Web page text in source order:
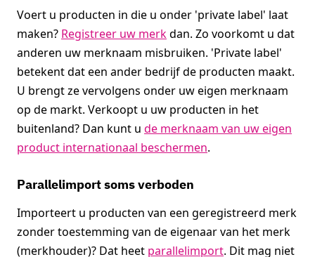
Voert u producten in die u onder 'private label' laat
maken? Registreer uw merkdan. Zo voorkomt u dat
anderen uw merknaam misbruiken. 'Private label'
betekent dat een ander bedrijf de producten maakt.
U brengt ze vervolgens onder uw eigen merknaam
op de markt. Verkoopt u uw producten in het
buitenland? Dan kunt u de merknaam van uw eigen
product internationaal beschermen.
Parallelimport soms verboden
Importeert u producten van een geregistreerd merk
zonder toestemming van de eigenaar van het merk
(merkhouder)? Dat heet parallelimport. Dit mag niet